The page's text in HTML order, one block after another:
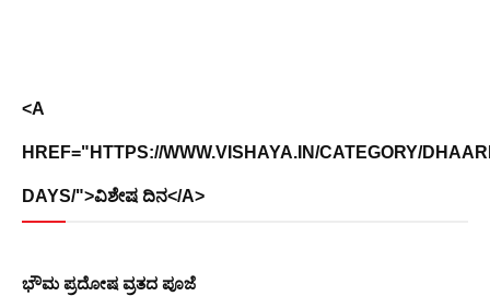
<A
HREF="HTTPS://WWW.VISHAYA.IN/CATEGORY/
DAYS/">ವಿಶೇಷ ದಿನ</A>
ಭೌಮ ಪ್ರದೋಷ ವ್ರತದ ಪೂಜೆ